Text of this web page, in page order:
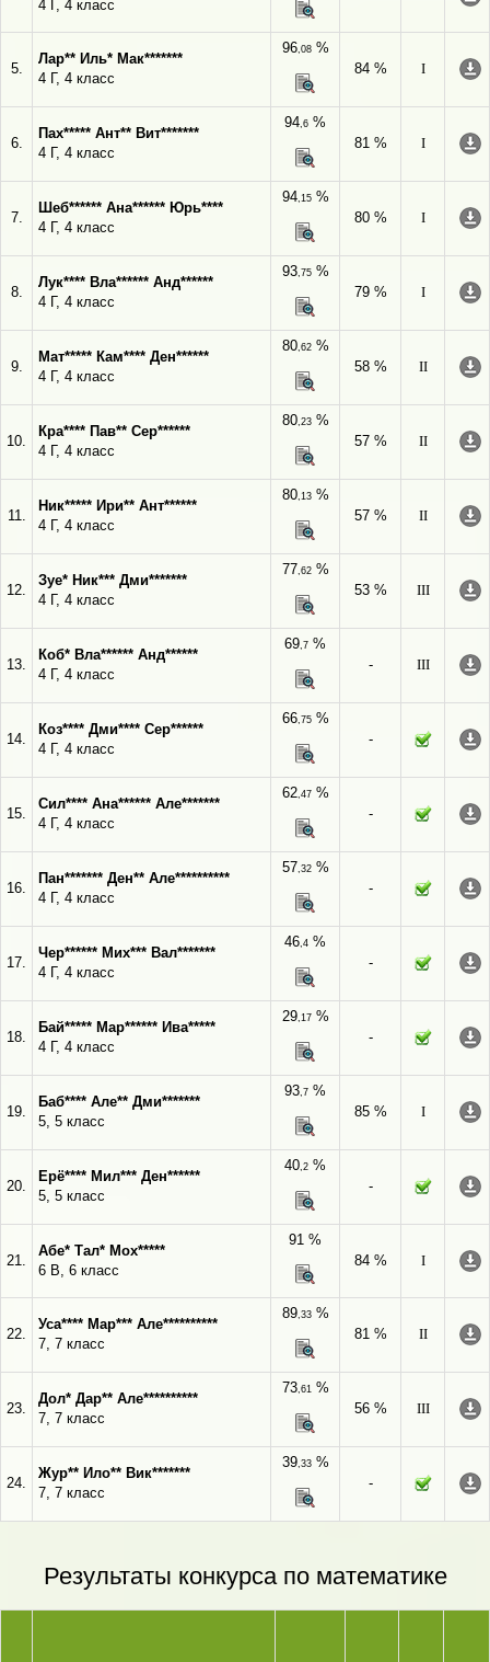
4 Г, 4 класс
5.
Лар** Иль* Мак*******
4 Г, 4 класс
96,08%
84 %
I
6.
Пах***** Ант** Вит*******
4 Г, 4 класс
94,6 %
81 %
I
7.
Шеб****** Ана****** Юрь****
4 Г, 4 класс
94,15%
80 %
I
8.
Лук**** Вла****** Анд******
4 Г, 4 класс
93,75%
79 %
I
9.
Мат***** Кам**** Ден******
4 Г, 4 класс
80,62%
58 %
II
10.
Кра**** Пав** Сер******
4 Г, 4 класс
80,23%
57 %
II
11.
Ник***** Ири** Ант******
4 Г, 4 класс
80,13%
57 %
II
12.
Зуе* Ник*** Дми*******
4 Г, 4 класс
77,62%
53 %
III
13.
Коб* Вла****** Анд******
4 Г, 4 класс
69,7 %
-
III
14.
Коз**** Дми**** Сер******
4 Г, 4 класс
66,75%
-
15.
Сил**** Ана****** Але*******
4 Г, 4 класс
62,47%
-
16.
Пан******* Ден** Але**********
4 Г, 4 класс
57,32%
-
17.
Чер****** Мих*** Вал*******
4 Г, 4 класс
46,4 %
-
18.
Бай***** Мар****** Ива*****
4 Г, 4 класс
29,17%
-
19.
Баб**** Але** Дми*******
5, 5 класс
93,7 %
85 %
I
20.
Ерё**** Мил*** Ден******
5, 5 класс
40,2 %
-
21.
Абе* Тал* Мох*****
6 В, 6 класс
91 %
84 %
I
22.
Уса**** Мар*** Але**********
7, 7 класс
89,33%
81 %
II
23.
Дол* Дар** Але**********
7, 7 класс
73,61%
56 %
III
24.
Жур** Ило** Вик*******
7, 7 класс
39,33%
-
Результаты конкурса по математике